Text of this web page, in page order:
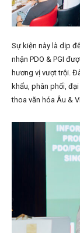
Sự kiện này là dịp
nhận PDO & PGI
hương vị vượt trội.
khẩu, phân phối,
thoa văn hóa Âu &